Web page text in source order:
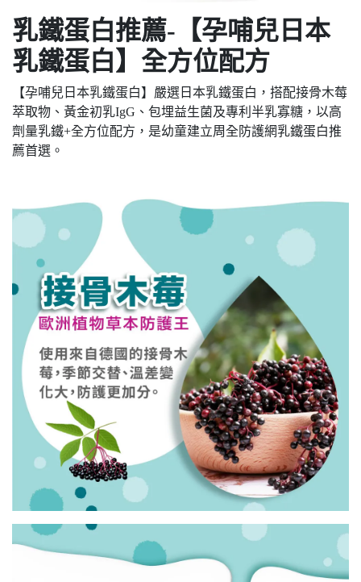
乳鐵蛋白推薦-【孕哺兒日本
乳鐵蛋白】全方位配方
【孕哺兒日本乳鐵蛋白】嚴選日本乳鐵蛋白，搭配接骨木莓
萃取物、黃金初乳IgG、包埋益生菌及專利半乳寡糖，以高
劑量乳鐵+全方位配方，是幼童建立周全防護網乳鐵蛋白推
薦首選。